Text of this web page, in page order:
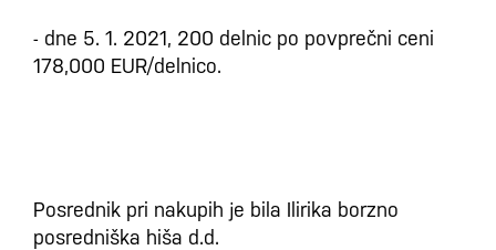
- dne 5. 1. 2021, 200 delnic po povprečni ceni
178,000 EUR/delnico.
Posrednik pri nakupih je bila Ilirika borzno
posredniška hiša d.d.